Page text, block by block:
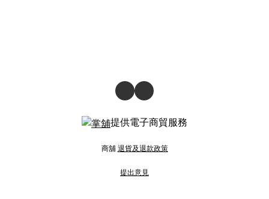
提供電子商貿服務
商舖退貨及退款政策
提出意見